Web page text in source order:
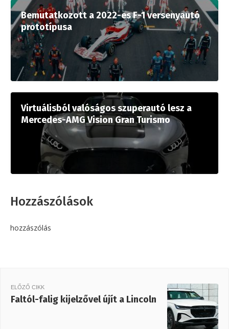
Bemutatkozott a 2022-es F-1 versenyautó
prototípusa
Virtuálisból valóságos szuperautó lesz a
Mercedes-AMG Vision Gran Turismo
Hozzászólások
hozzászólás
ELŐZŐ CIKK
Faltól-falig kijelzővel újít a Lincoln